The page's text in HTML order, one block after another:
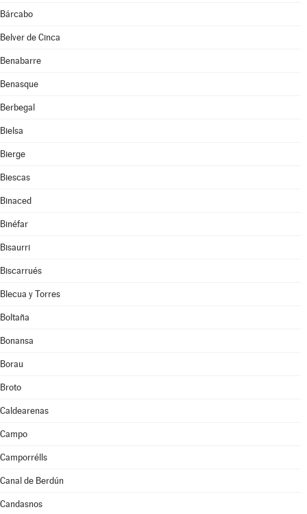
Bárcabo
Belver de Cinca
Benabarre
Benasque
Berbegal
Bielsa
Bierge
Biescas
Binaced
Binéfar
Bisaurri
Biscarrués
Blecua y Torres
Boltaña
Bonansa
Borau
Broto
Caldearenas
Campo
Camporrélls
Canal de Berdún
Candasnos